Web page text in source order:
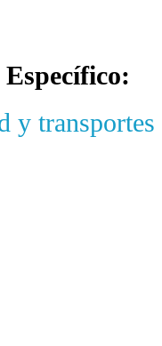
y transportes